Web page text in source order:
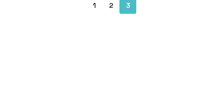
1 2 3